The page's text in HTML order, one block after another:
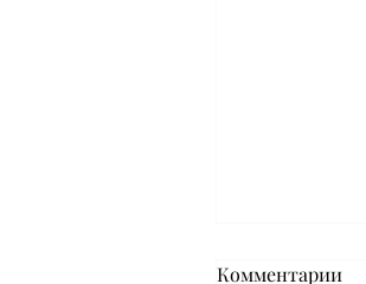
Комментарии